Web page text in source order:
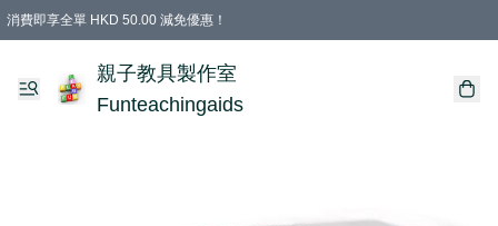
消費即享全單 HKD 50.00 減免優惠！
購物滿 HKD 699.00即享免運費優惠！（適用於 特定的送貨方式 )
凡購物滿HKD 699.00，即享免費禮品
親子教具製作室
Funteachingaids